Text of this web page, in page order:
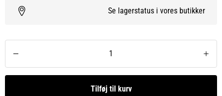
Varmelampen passer til varmepærer på op til 175 W, som købes
separat. For optimal effekt anbefales det at montere lampen cirka
varmeområdet. Skjoldet har en diameter på 21 cm, og lampen er
CE-godkendt.
Se lagerstatus i vores butikker
Tilføj til kurv